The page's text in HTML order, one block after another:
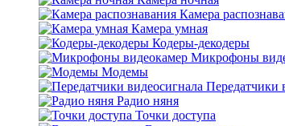
Камера
Камера умная
Кодеры-декодеры
Микрофоны
Модемы
Передатчики
Радио няня
Точки доступа